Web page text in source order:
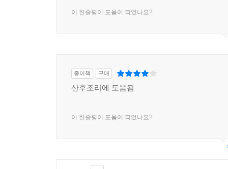
이 한줄평이 도움이 되었나요?
종이책 구매
산후조리에 도움됨
이 한줄평이 도움이 되었나요?